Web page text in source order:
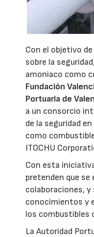
Con el objetivo
sobre la
amoniaco como
Fundación
Portuaria de
a un consorcio
de la seguridad
como
ITOCHU
Con esta
pretenden que se
colaboraciones,
conocimientos y
los combustibles
La Autoridad